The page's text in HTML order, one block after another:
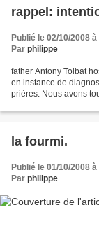
rappel:
Publié le 02/10/2008
Par philippe
father Antony Tolbat
en instance de
prières. Nous avons
la fourmi.
Publié le 01/10/2008
Par philippe